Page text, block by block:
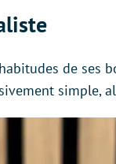
de ses
simple,